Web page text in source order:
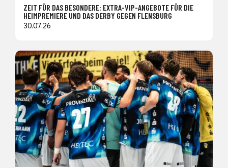
ZEIT FÜR DAS BESONDERE: EXTRA-VIP-ANGEBOTE FÜR DIE
HEIMPREMIERE UND DAS DERBY GEGEN FLENSBURG
30.07.26